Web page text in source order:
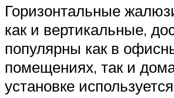
Горизонтальные
как и вертикальные,
популярны как в
помещениях, так и
установке